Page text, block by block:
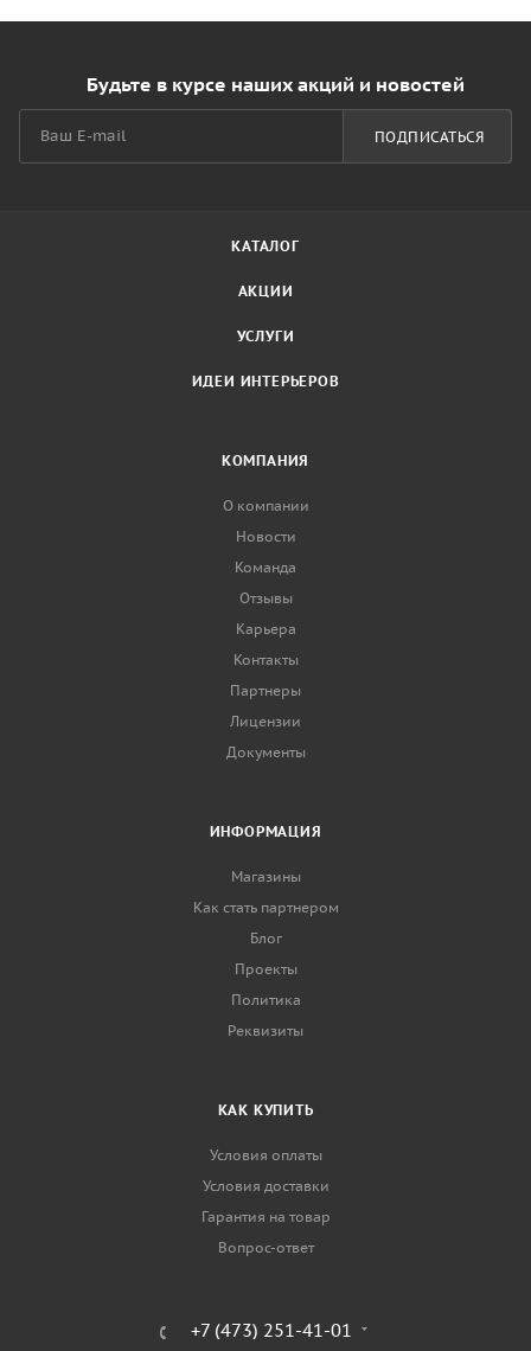
Будьте в курсе наших акций и новостей
ПОДПИСАТЬСЯ
КАТАЛОГ
АКЦИИ
УСЛУГИ
ИДЕИ ИНТЕРЬЕРОВ
КОМПАНИЯ
О компании
Новости
Команда
Отзывы
Карьера
Контакты
Партнеры
Лицензии
Документы
ИНФОРМАЦИЯ
Магазины
Как стать партнером
Блог
Проекты
Политика
Реквизиты
КАК КУПИТЬ
Условия оплаты
Условия доставки
Гарантия на товар
Вопрос-ответ
+7 (473) 251-41-01